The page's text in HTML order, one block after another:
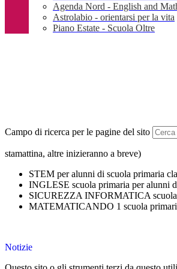
Agenda Nord - English and
Astrolabio - orientarsi per la vita
Piano Estate - Scuola Oltre
Campo di ricerca per le pagine del sito
stamattina, altre inizieranno a breve)
STEM per alunni di scuola primaria
INGLESE scuola primaria per alunni
SICUREZZA INFORMATICA scuola
MATEMATICANDO 1 scuola
Notizie